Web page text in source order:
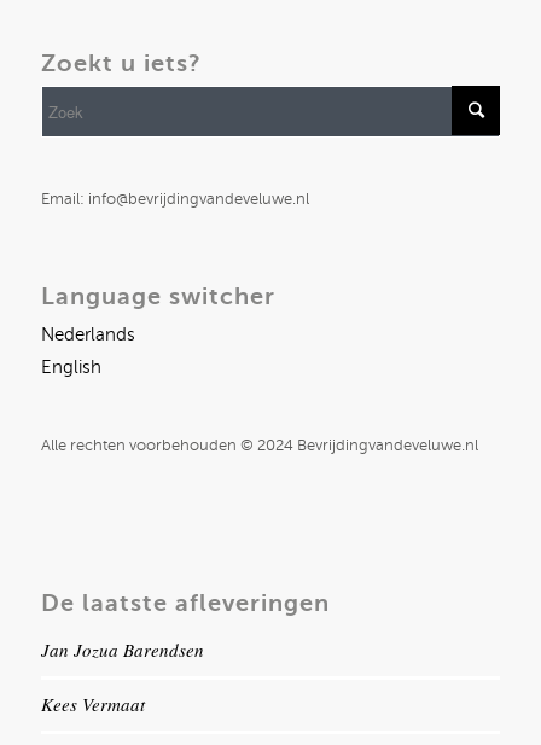
Zoekt u iets?
Email: info@bevrijdingvandeveluwe.nl
Language switcher
Nederlands
English
Alle rechten voorbehouden © 2024 Bevrijdingvandeveluwe.nl
De laatste afleveringen
Jan Jozua Barendsen
Kees Vermaat